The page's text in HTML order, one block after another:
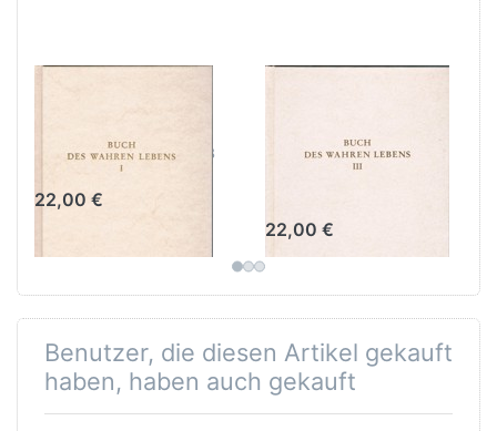
Band I Unterweisung 1-28
22,00 €
Band III
22,00 €
Benutzer, die diesen Artikel gekauft
haben, haben auch gekauft